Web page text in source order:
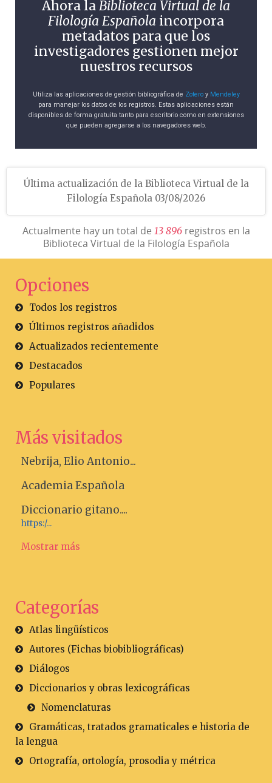
Ahora laBiblioteca Virtual de la
Filología Española incorpora
metadatos para que los
investigadores gestionen mejor
nuestros recursos
Utiliza las aplicaciones de gestión bibliográfica de Zoteroy Mendeley
para manejar los datos de los registros. Estas aplicaciones están
disponibles de forma gratuita tanto para escritorio como en extensiones
que pueden agregarse a los navegadores web.
Última actualización de la Biblioteca Virtual de la
Filología Española 03/08/2026
Actualmente hay un total de 13 896registros en la
Biblioteca Virtual de la Filología Española
Opciones
Todos los registros
Últimos registros añadidos
Actualizados recientemente
Destacados
Populares
Más visitados
Nebrija, Elio Antonio...
Academia Española
Diccionario gitano....
https:/...
Mostrar más
Categorías
Atlas lingüísticos
Autores (Fichas biobibliográficas)
Diálogos
Diccionarios y obras lexicográficas
Nomenclaturas
Gramáticas, tratados gramaticales e historia de
la lengua
Ortografía, ortología, prosodia y métrica